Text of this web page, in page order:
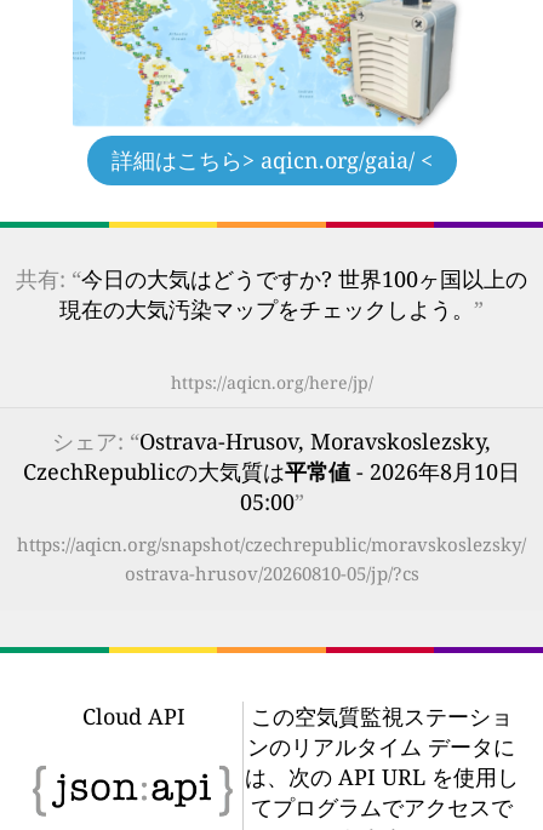
詳細はこちら> aqicn.org/gaia/ <
共有: “今日の大気はどうですか? 世界100ヶ国以上の
現在の大気汚染マップをチェックしよう。 ”
https://aqicn.org/here/jp/
シェア: “Ostrava-Hrusov, Moravskoslezsky,
CzechRepublicの大気質は平常値 - 2026年8月10日
05:00”
https://aqicn.org/snapshot/czechrepublic/moravskoslezsky/
ostrava-hrusov/20260810-05/jp/?cs
Cloud API
この空気質監視ステーショ
ンのリアルタイム データに
は、次の API URL を使用し
てプログラムでアクセスで